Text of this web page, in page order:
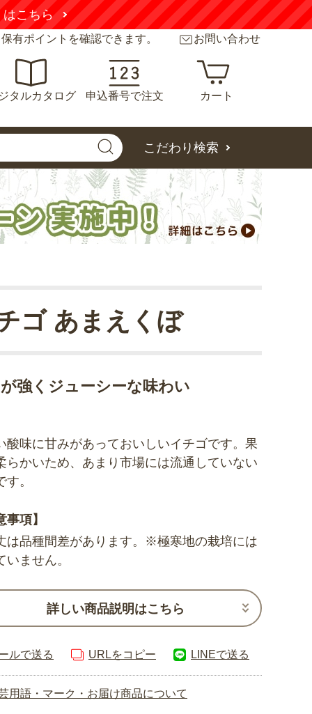
はこちら
有ポイントを確認できます。 お問い合わせ
タルカタログ 申込番号で注文 カート
こだわり検索
強くジューシーな味わい
ゴ あまえくぼ
酸味に甘みがあっておいしいイチゴです。果
らかいため、あまり市場には流通していない
す。
事項】
品種間差があります。※極寒地の栽培には
いません。
詳しい商品説明はこちら
ルで送る URLをコピー LINEで送る
用語・マーク・お届け商品について